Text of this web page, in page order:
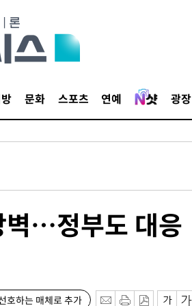
문화 스포츠 연예 광장
벽…정부도 대응
호하는 매체로 추가